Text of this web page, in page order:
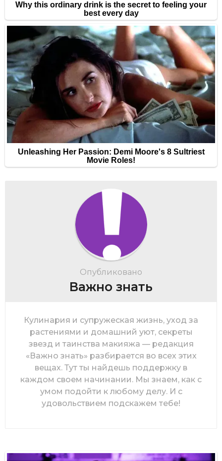
Опубликовано
Важно знать
Кулинария и супружеская жизнь, уход за
растениями и домашний уют, секреты
звезд и таинства макияжа — редакция
«Важно знать» разбирается во всех этих
вещах. Тут ты найдешь поддержку в
каждом своем начинании. Мы знаем, как с
умом подойти к любому делу. И с
удовольствием подскажем тебе!